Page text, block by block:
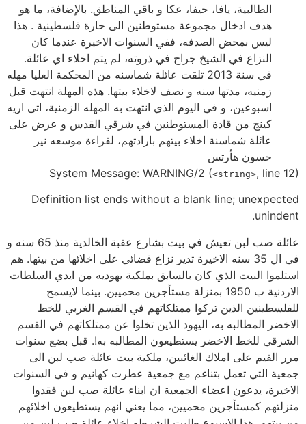
الطالبية، يافا، حيفا، عكا و باقي المناطق. بالإضافة، ما هو
هدف ادخال مجموعة مستوطنين الى حارة فلسطينية . هذا
ليس بمحض الصدفه، ففي السنوات الاخيرة عندما كان
النزاع في الشيخ جراح في ذروته، لم يتم اخلاء اي عائلة.
في سنة 2013 تلقت عائلة شماسنه من المحكمة العليا مهله
زمنيه، مدتها سنه و نصف لاخلاء بيتها. هذه المهلة انتهت قبل
اسبوعين، و في اليوم الذي انتهت به المهله الزمنية، اتى اريه
كينج من قادة المستوطنين في شرقي القدس و عرض على
عائلة شماسنة اخلاء بيتهم بارادتهم، لقراءة موسعه نير
حسون هأرتس
System Message: WARNING/2 (<string>, line 12)
Definition list ends without a blank line; unexpected
unindent.
عائلة صب لبن تعيش في بيت بشارع عقبة الخالدية منذ 65 سنه و
في ال 35 سنه الاخيرة تدير نزاع قضائي على اخلائها من بيتها. هم
استلموا البيت الذي كان بالسابق بملكية يهوديه من ايدي السلطات
الاردنية ب 1950 بمنزلة مستأجرين محميين. بينما لايسمح
للفلسطينين الذين تركوا ممتلكاتهم في القسم الغربي للخط
الاخضر المطالبه به، اليهود الذين تخلوا عن ممتلكاتهم في القسم
الشرقي للخط الاخضر يستطيعون المطالبه به!. قبل بضع سنوات
مرر القيم على املاك الغائبين، ملكية بيت عائلة صب لبن الى
جمعية التي تعمل بتناغم مع جمعية عطرت كهانيم و في السنوات
الاخيرة، يدعون اعضاء الجمعية ان ابناء عائلة صب لبن فقدوا
منزلتهم كمستأجرين محميين، مما يعني انهم يستطيعون اخلائهم